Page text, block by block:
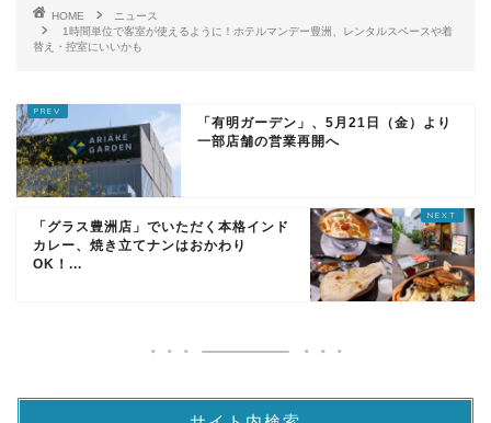
HOME
ニュース
1時間単位で客室が使えるように！ホテルマンデー豊洲、レンタルスペースや着
替え・控室にいいかも
「有明ガーデン」、5月21日（金）より
一部店舗の営業再開へ
「グラス豊洲店」でいただく本格インド
カレー、焼き立てナンはおかわり
OK！...